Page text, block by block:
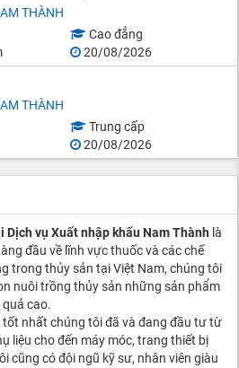
THÀNH
Cao đẳng
20/08/2026
THÀNH
Trung cấp
20/08/2026
Dịch vụ Xuất nhập khẩu Nam Thành là
đầu về lĩnh vực thuốc và các chế
trong thủy sản tại Việt Nam, chúng tôi
nuôi trồng thủy sản những sản phẩm
cao.
nhất chúng tôi đã và đang đầu tư từ
liệu cho đến máy móc, trang thiết bị
cũng có đội ngũ kỹ sư, nhân viên giàu